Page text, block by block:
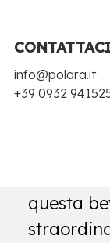
info@polara.it
+39 0932
Home Bio
questa